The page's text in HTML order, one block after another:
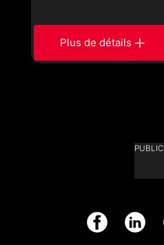
Plus de détails
Facebook LinkedIn